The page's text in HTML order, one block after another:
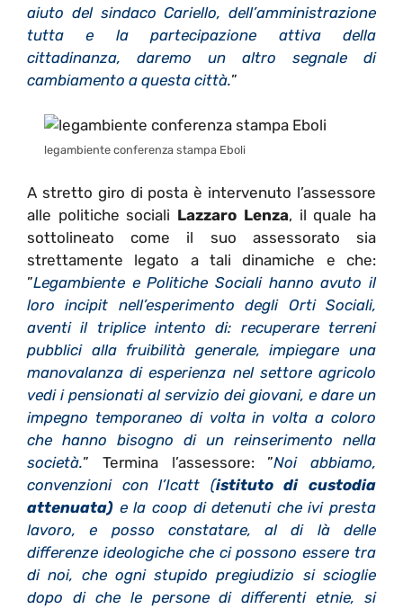
aiuto del sindaco Cariello, dell’amministrazione
tutta e la partecipazione attiva della
cittadinanza, daremo un altro segnale di
cambiamento a questa città.”
legambiente conferenza stampa Eboli
A stretto giro di posta è intervenuto l’assessore
alle politiche sociali Lazzaro Lenza, il quale ha
sottolineato come il suo assessorato sia
strettamente legato a tali dinamiche e che:
”Legambiente e Politiche Sociali hanno avuto il
loro incipit nell’esperimento degli Orti Sociali,
aventi il triplice intento di: recuperare terreni
pubblici alla fruibilità generale, impiegare una
manovalanza di esperienza nel settore agricolo
vedi i pensionati al servizio dei giovani, e dare un
impegno temporaneo di volta in volta a coloro
che hanno bisogno di un reinserimento nella
società.” Termina l’assessore: ”Noi abbiamo,
convenzioni con l’Icatt (istituto di custodia
attenuata) e la coop di detenuti che ivi presta
lavoro, e posso constatare, al di là delle
differenze ideologiche che ci possono essere tra
di noi, che ogni stupido pregiudizio si scioglie
dopo di che le persone di differenti etnie, si